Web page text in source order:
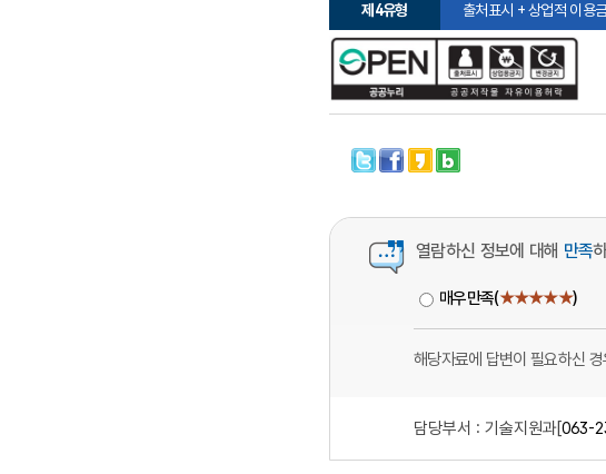
제4유형 출처표시 + 상업적 이용
열람하신 정보에 대해 만족
매우만족(★★★★★)
해당자료에 답변이 필요하신
담당부서 : 기술지원과[063-